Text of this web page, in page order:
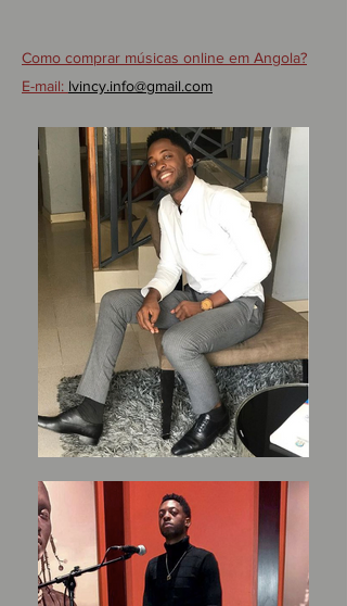
Como comprar músicas online em Angola?
E-mail: lvincy.info@gmail.com